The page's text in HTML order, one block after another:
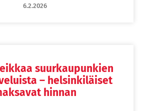
6.2.2026
suurkaupunkien
– helsinkiläiset
hinnan